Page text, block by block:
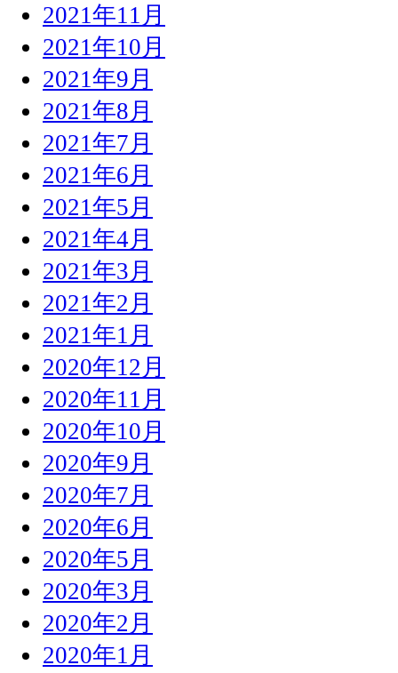
2021年11月
2021年10月
2021年9月
2021年8月
2021年7月
2021年6月
2021年5月
2021年4月
2021年3月
2021年2月
2021年1月
2020年12月
2020年11月
2020年10月
2020年9月
2020年7月
2020年6月
2020年5月
2020年3月
2020年2月
2020年1月